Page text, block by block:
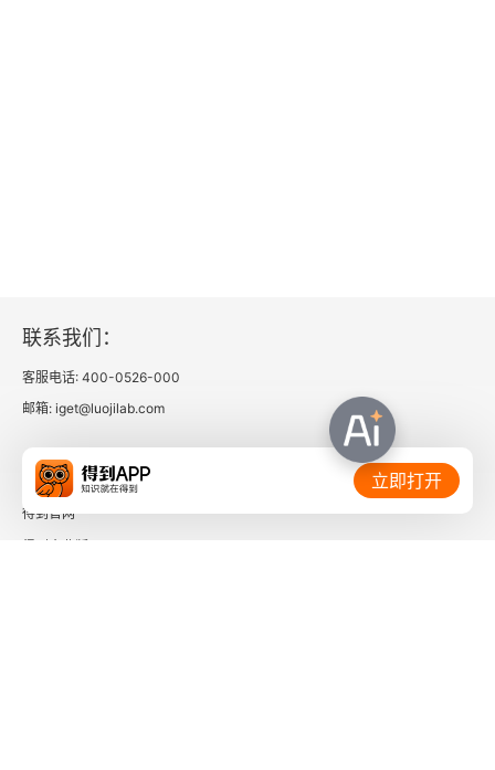
二 汉代“质侍”网络的构建
三 “质侍”网络的特点
五 “质侍”的派遣
六 “质侍”管理
联系我们：
客服电话: 400-0526-000
邮箱: iget@luojilab.com
相关链接：
得到官网
立即打开